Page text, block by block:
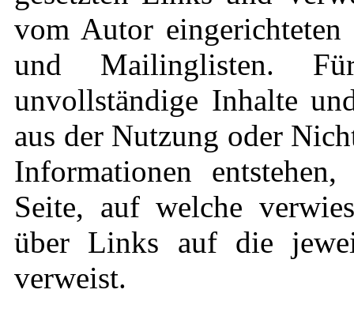
vom Autor eingerichteten
und Mailinglisten.
unvollständige Inhalte
aus der Nutzung oder
Informationen
Seite, auf welche
über Links auf die
verweist.